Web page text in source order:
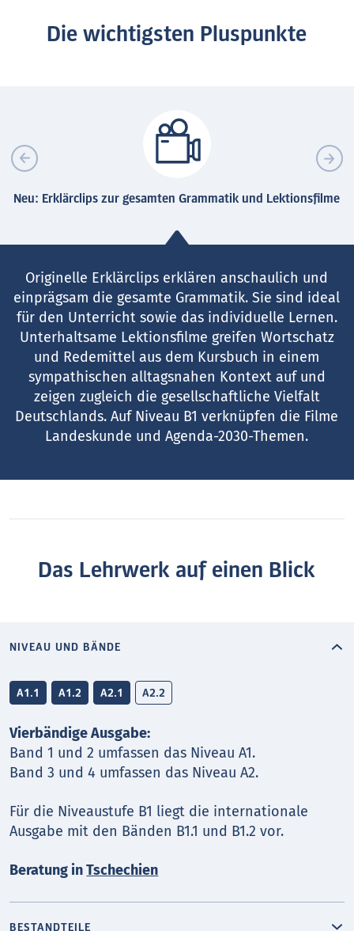
Die wichtigsten Pluspunkte
Neu: Erklärclips zur gesamten Grammatik und Lektionsfilme
Originelle Erklärclips erklären anschaulich und
einprägsam die gesamte Grammatik. Sie sind ideal
für den Unterricht sowie das individuelle Lernen.
Unterhaltsame Lektionsfilme greifen Wortschatz
und Redemittel aus dem Kurs­buch in einem
sympathischen alltagsnahen Kontext auf und
zeigen zugleich die gesellschaftliche Vielfalt
Deutschlands. Auf Niveau B1 verknüpfen die Filme
Landeskunde und Agenda-2030-Themen.
Das Lehrwerk auf einen Blick
NIVEAU UND BÄNDE
A1.1 A1.2 A2.1 A2.2
Vierbändige Ausgabe:
Band 1 und 2 umfassen das Niveau A1.
Band 3 und 4 umfassen das Niveau A2.
Für die Niveaustufe B1 liegt die internationale
Ausgabe mit den Bänden B1.1 und B1.2 vor.
Beratung inTschechien
BESTANDTEILE